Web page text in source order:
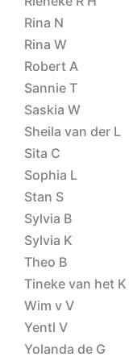
Rina N
Rina W
Robert A
Sannie T
Saskia W
Sheila van der L
Sita C
Sophia L
Stan S
Sylvia B
Sylvia K
Theo B
Tineke van het K
Wim v V
Yentl V
Yolanda de G